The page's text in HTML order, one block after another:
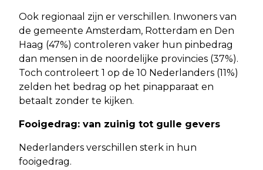
Ook regionaal zijn er verschillen. Inwoners van
de gemeente Amsterdam, Rotterdam en Den
Haag (47%) controleren vaker hun pinbedrag
dan mensen in de noordelijke provincies (37%).
Toch controleert 1 op de 10 Nederlanders (11%)
zelden het bedrag op het pinapparaat en
betaalt zonder te kijken.
Fooigedrag: van zuinig tot gulle gevers
Nederlanders verschillen sterk in hun
fooigedrag.